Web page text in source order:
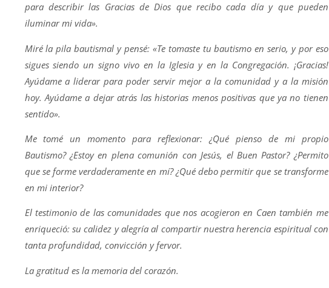
para describir las Gracias de Dios que recibo cada día y que pueden
iluminar mi vida».
Miré la pila bautismal y pensé: «Te tomaste tu bautismo en serio, y por eso
sigues siendo un signo vivo en la Iglesia y en la Congregación. ¡Gracias!
Ayúdame a liderar para poder servir mejor a la comunidad y a la misión
hoy. Ayúdame a dejar atrás las historias menos positivas que ya no tienen
sentido».
Me tomé un momento para reflexionar: ¿Qué pienso de mi propio
Bautismo? ¿Estoy en plena comunión con Jesús, el Buen Pastor? ¿Permito
que se forme verdaderamente en mí? ¿Qué debo permitir que se transforme
en mi interior?
El testimonio de las comunidades que nos acogieron en Caen también me
enriqueció: su calidez y alegría al compartir nuestra herencia espiritual con
tanta profundidad, convicción y fervor.
La gratitud es la memoria del corazón.